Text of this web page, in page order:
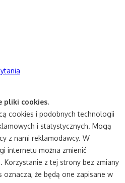
pliki cookies.
cookies i podobnych technologii
i statystycznych. Mogą
z nami reklamodawcy. W
internetu można zmienić
Korzystanie z tej strony bez zmiany
że będą one zapisane w